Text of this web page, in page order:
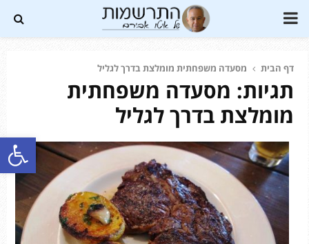
פתח סרגל נגישות
PRIMARY
דף הבית מסעדה משפחתית מומלצת בדרך לגליל
תגיות: מסעדה משפחתית
מומלצת בדרך לגליל